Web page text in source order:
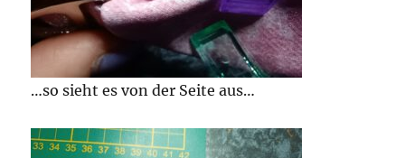
…so sieht es von der Seite aus…